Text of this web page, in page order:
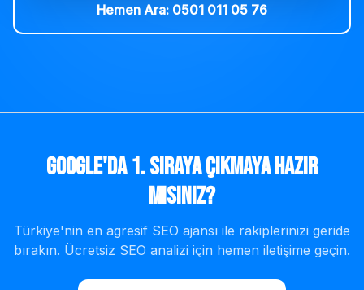
Hemen Ara: 0501 011 05 76
Google'da 1. Sıraya Çıkmaya Hazır
mısınız?
Türkiye'nin en agresif SEO ajansı ile rakiplerinizi geride
bırakın. Ücretsiz SEO analizi için hemen iletişime geçin.